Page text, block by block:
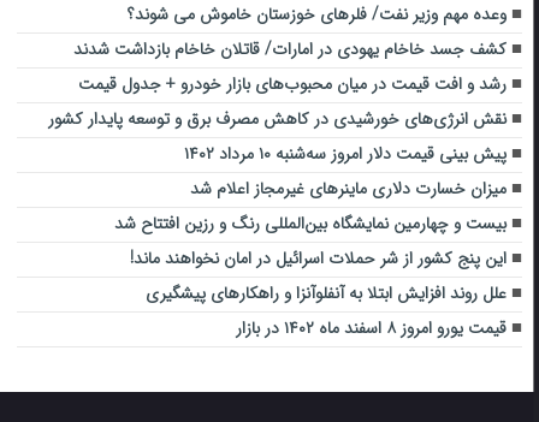
وعده مهم وزیر نفت/ فلرهای خوزستان خاموش می شوند؟
کشف جسد خاخام یهودی در امارات/ قاتلان خاخام بازداشت شدند
رشد و افت قیمت در میان محبوب‌های بازار خودرو + جدول قیمت
نقش انرژی‌های خورشیدی در کاهش مصرف برق و توسعه پایدار کشور
پیش بینی قیمت دلار امروز سه‌شنبه ۱۰ مرداد ۱۴۰۲
میزان خسارت دلاری ماینرهای غیرمجاز اعلام شد
بیست و چهارمین نمایشگاه بین‌المللی رنگ و رزین افتتاح شد
این پنج کشور از شر حملات اسرائیل در امان نخواهند ماند!
علل روند افزایش ابتلا به آنفلوآنزا و راهکارهای پیشگیری
قیمت یورو امروز ۸ اسفند ماه ۱۴۰۲ در بازار